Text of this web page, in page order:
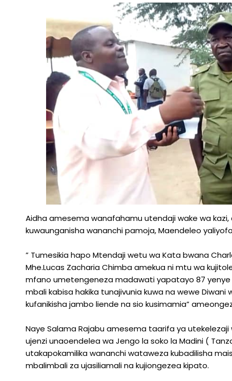
Aidha amesema wanafahamu utendaji wake wa
kuwaunganisha wananchi pamoja, Maendeleo
” Tumesikia hapo Mtendaji wetu wa Kata bwana
Mhe.Lucas Zacharia Chimba amekua ni mtu wa
mfano umetengeneza madawati yapatayo 87
mbali kabisa hakika tunajivunia kuwa na wewe
kufanikisha jambo liende na sio kusimamia”
Naye Salama Rajabu amesema taarifa ya
ujenzi unaoendelea wa Jengo la soko la Madini (
utakapokamilika wananchi wataweza kubadilisha
mbalimbali za ujasiliamali na kujiongezea kipato.